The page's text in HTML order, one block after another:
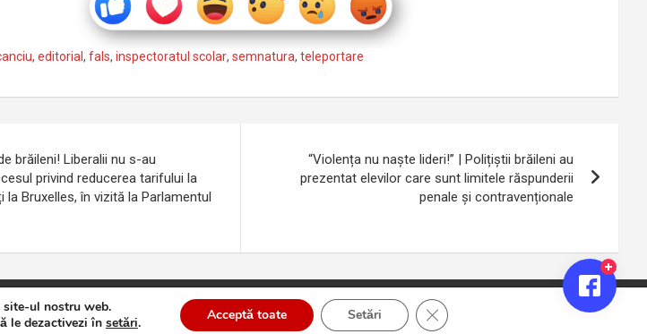
, editorial , fals, inspectoratul scolar, semnatura, teleportare
brăileni! Liberalii nu s-au
privind reducerea tarifului la
Bruxelles, în vizită la Parlamentul
“Violența nu naște lideri!” | Polițiștii brăileni au
prezentat elevilor care sunt limitele răspunderii
penale și contravenționale
Proudly Powered by: WordPress
ul nostru web.
le dezactivezi în setări. Acceptă toate Setări Close GDPR Cookie Banner